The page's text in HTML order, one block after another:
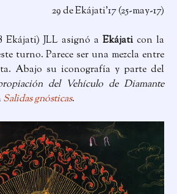
29 de Ekájati’17 (25-may-17)
Ekájati) JLL asignó a Ekájati con la
turno. Parece ser una mezcla entre
Abajo su iconografía y parte del
del Vehículo de Diamante
Salidas gnósticas.